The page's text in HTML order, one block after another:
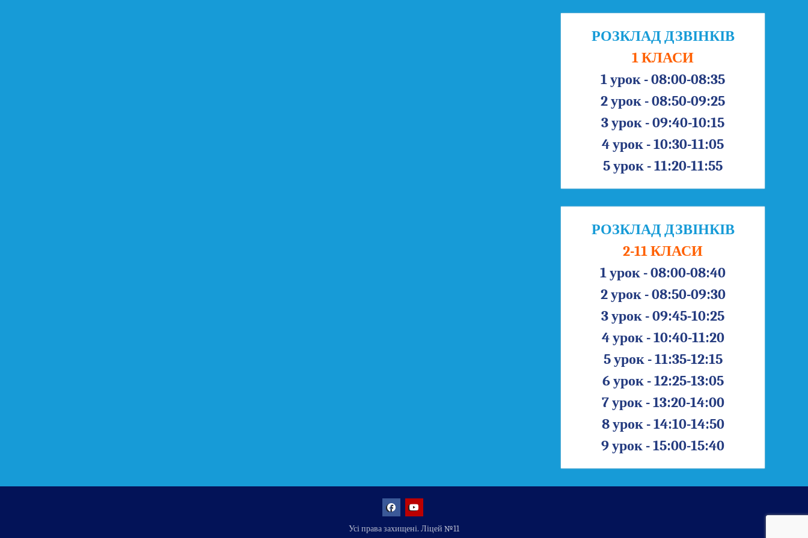
РОЗКЛАД ДЗВІНКІВ
1 КЛАСИ
1 урок - 08:00-08:35
2 урок - 08:50-09:25
3 урок - 09:40-10:15
4 урок - 10:30-11:05
5 урок - 11:20-11:55
РОЗКЛАД ДЗВІНКІВ
2-11 КЛАСИ
1 урок - 08:00-08:40
2 урок - 08:50-09:30
3 урок - 09:45-10:25
4 урок - 10:40-11:20
5 урок - 11:35-12:15
6 урок - 12:25-13:05
7 урок - 13:20-14:00
8 урок - 14:10-14:50
9 урок - 15:00-15:40
Усі права захищені. Ліцей №11